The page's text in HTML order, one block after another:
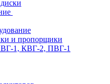
и пропорщики
1, КВГ-2, ПВГ-1